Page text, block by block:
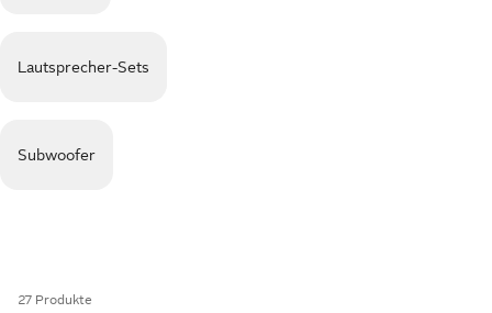
Lautsprecher-Sets
Subwoofer
27 Produkte